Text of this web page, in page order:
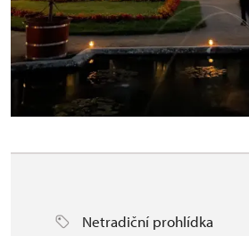
Netradiční prohlídka